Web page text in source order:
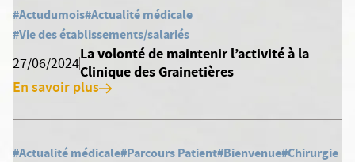
#Actudumois#Actualité médicale
#Vie des établissements/salariés
27/06/2024
La volonté de maintenir l’activité à la
Clinique des Grainetières
En savoir plus
#Actualité médicale#Parcours Patient#Bienvenue#Chirurgie